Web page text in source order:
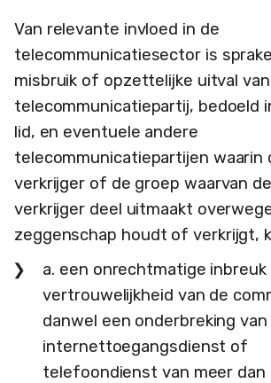
Van relevante invloed in de
telecommunicatiesector is
misbruik of opzettelijke uitval
telecommunicatiepartij, bedoeld
lid, en eventuele andere
telecommunicatiepartijen waarin
verkrijger of de groep waarvan
verkrijger deel uitmaakt
zeggenschap houdt of verkrijgt,
a. een onrechtmatige inbreuk
vertrouwelijkheid van de
danwel een onderbreking van
internettoegangsdienst of
telefoondienst van meer dan